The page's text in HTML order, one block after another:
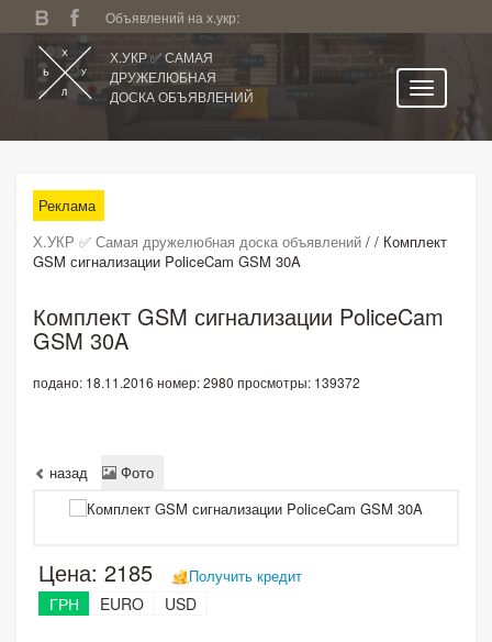
Объявлений на х.укр:
Х.УКР ✅ САМАЯ
ДРУЖЕЛЮБНАЯ
ДОСКА ОБЪЯВЛЕНИЙ
Все регионы
Категории
Избранное
Поиск по сайту
Реклама
Х.УКР ✅ Самая дружелюбная доска объявлений / / Комплект
GSM сигнализации PoliceCam GSM 30A
Комплект GSM сигнализации PoliceCam
GSM 30A
подано: 18.11.2016 номер: 2980 просмотры: 139372
назад Фото
Цена: 2185 Получить кредит
ГРН EURO USD